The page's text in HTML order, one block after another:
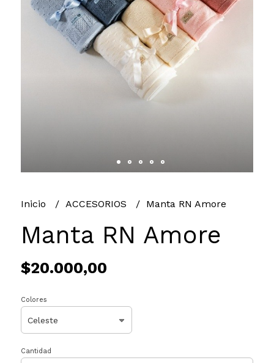
Inicio ACCESORIOS Manta RN Amore
Manta RN Amore
$20.000,00
Colores
Cantidad